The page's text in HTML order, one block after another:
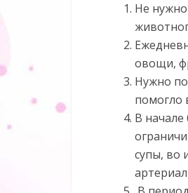
Не
овощи,
Нужно
помогло
В начале
супы, во